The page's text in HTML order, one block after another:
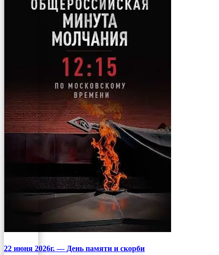
22 июня 2026г. — День памяти и скорби